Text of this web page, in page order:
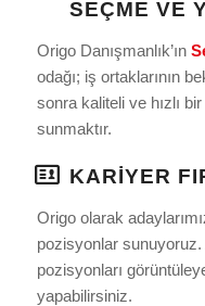
SEÇME VE
Origo Danışmanlık’ın
odağı; iş ortaklarının
sonra kaliteli ve hızlı
sunmaktır.
KARIYER
Origo olarak
pozisyonlar sunuyoruz.
pozisyonları
yapabilirsiniz.